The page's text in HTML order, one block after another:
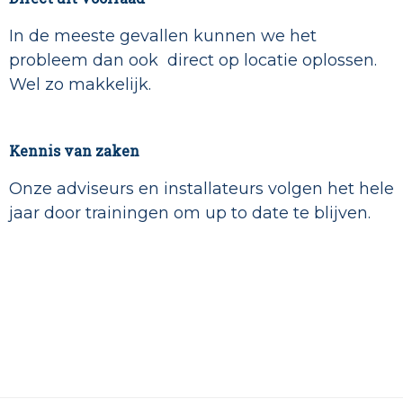
In de meeste gevallen kunnen we het
probleem dan ook direct op locatie oplossen.
Wel zo makkelijk.
Kennis van zaken
Onze adviseurs en installateurs volgen het hele
jaar door trainingen om up to date te blijven.